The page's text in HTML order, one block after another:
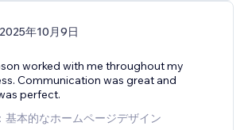
2025年10月9日
worked with me throughout my
Communication was great and
perfect.
基本的なホームページデザイン